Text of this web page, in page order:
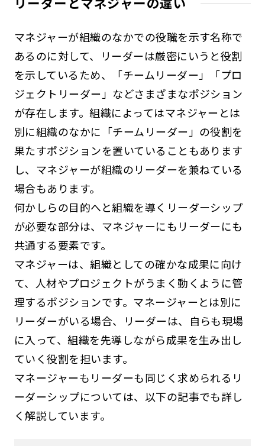
マネジャーが組織のなかでの役職を示す名称で
あるのに対して、リーダーは厳密にいうと役割
を示しているため、「チームリーダー」「プロ
ジェクトリーダー」などさまざまなポジション
が存在します。組織によってはマネジャーとは
別に組織のなかに「チームリーダー」の役割を
果たすポジションを置いていることもあります
し、マネジャーが組織のリーダーを兼ねている
場合もあります。
何かしらの目的へと組織を導くリーダーシップ
が必要な部分は、マネジャーにもリーダーにも
共通する要素です。
マネジャーは、組織としての確かな成果に向け
て、人材やプロジェクトがうまく動くように管
理するポジションです。マネージャーとは別に
リーダーがいる場合、リーダーは、自らも現場
に入って、組織を先導しながら成果を生み出し
ていく役割を担います。
マネージャーもリーダーも同じく求められるリ
ーダーシップについては、以下の記事でも詳し
く解説しています。